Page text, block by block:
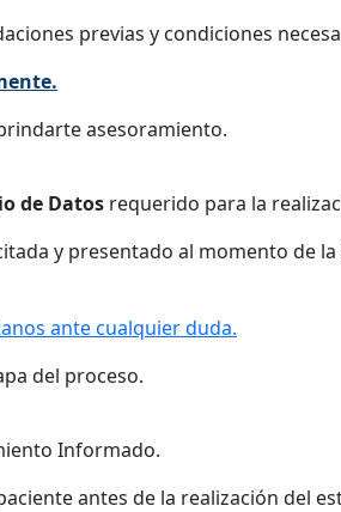
previas y condiciones
asesoramiento.
de Datos requerido para la
y presentado al momento de
ante cualquier duda.
del proceso.
Informado.
antes de la realización del